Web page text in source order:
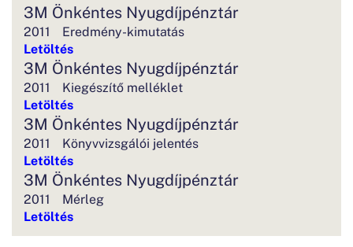
3M Önkéntes Nyugdíjpénztár
2011
Eredmény-kimutatás
Letöltés
3M Önkéntes Nyugdíjpénztár
2011
Kiegészítő melléklet
Letöltés
3M Önkéntes Nyugdíjpénztár
2011
Könyvvizsgálói jelentés
Letöltés
3M Önkéntes Nyugdíjpénztár
2011
Mérleg
Letöltés